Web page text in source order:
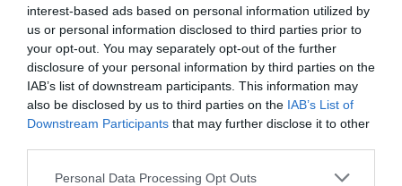
interest-based ads based on personal information utilized by
us or personal information disclosed to third parties prior to
your opt-out. You may separately opt-out of the further
disclosure of your personal information by third parties on the
IAB’s list of downstream participants. This information may
also be disclosed by us to third parties on the IAB’s List of
Downstream Participants that may further disclose it to other
Please note that this website/app uses one or more Google
Personal Data Processing Opt Outs
00:01
Το γιαούρτι ή το τυρί cottage βοηθά
περισσότερο στην απώλεια βάρους; – Τι
προτείνουν οι ειδικοί